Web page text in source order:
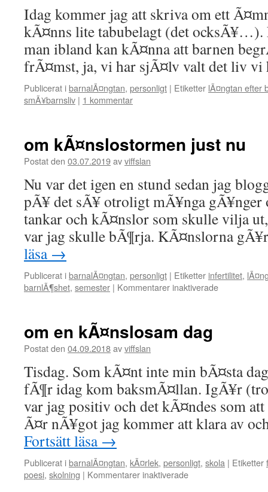
Idag kommer jag att skriva om ett
kÃ¤nns lite tabubelagt (det
man ibland kan kÃ¤nna att barnen
frÃ¤mst, ja, vi har sjÃ¤lv valt det liv
Publicerat ibarnalÃ¤ngtan, personligt | Etiketter lÃ¤ngtan efter
smÃ¥barnsliv | 1 kommentar
om kÃ¤nslostormen just nu
Postat den 03.07.2019avviffslan
Nu var det igen en stund sedan jag
pÃ¥ det sÃ¥ otroligt mÃ¥nga gÃ¥nger
tankar och kÃ¤nslor som skulle vilja
var jag skulle bÃ¶rja. KÃ¤nslorna
läsa →
Publicerat ibarnalÃ¤ngtan, personligt | Etiketter infertilitet,
barnlÃ¶shet, semester | Kommentarer inaktiverade
om en kÃ¤nslosam dag
Postat den 04.09.2018avviffslan
Tisdag. Som kÃ¤nt inte min bÃ¤sta
fÃ¶r idag kom baksmÃ¤llan. IgÃ¥r
var jag positiv och det kÃ¤ndes som
Ã¤r nÃ¥got jag kommer att klara av
Fortsätt läsa →
Publicerat ibarnalÃ¤ngtan, kÃ¤rlek, personligt, skola | Etiketter
poesi, skolning | Kommentarer inaktiverade